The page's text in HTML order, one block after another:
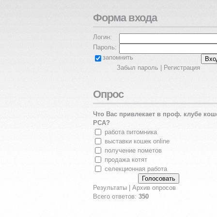
Форма входа
Логин:
Пароль:
запомнить
Забыл пароль
Регистрация
Опрос
Что Вас привлекает в проф. клубе
PCA?
работа питомника
выставки кошек online
получение пометов
продажа котят
селекционная работа
Результаты
Архив опросов
Всего ответов: 350